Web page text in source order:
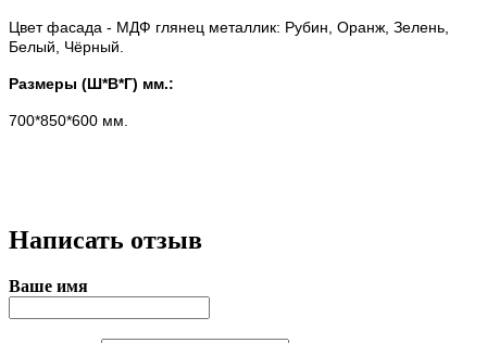
Цвет фасада - МДФ глянец металлик: Рубин, Оранж, Зелень,
Белый, Чёрный.
Размеры (Ш*В*Г) мм.:
700*850*600 мм.
Написать отзыв
Ваше имя